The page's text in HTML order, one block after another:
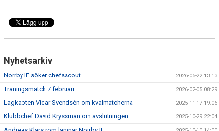
Nyhetsarkiv
Norrby IF söker chefsscout 2026-05-22 13:13
Träningsmatch 7 februari 2026-02-05 08:29
Lagkapten Vidar Svendsén om kvalmatcherna 2025-11-17 19:06
Klubbchef David Kryssman om avslutningen 2025-10-29 22:04